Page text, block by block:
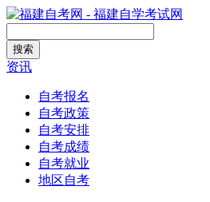
搜索
资讯
自考报名
自考政策
自考安排
自考成绩
自考就业
地区自考